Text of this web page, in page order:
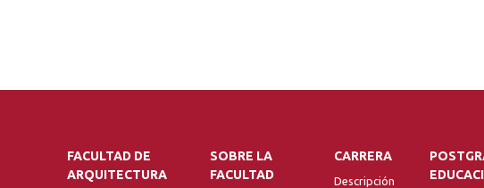
FACULTAD DE
ARQUITECTURA
SOBRE LA
FACULTAD
CARRERA
Descripción